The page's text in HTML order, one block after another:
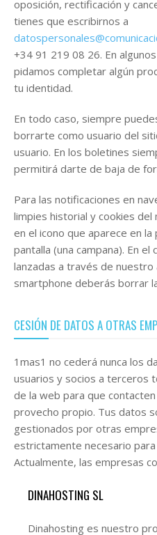
oposición, rectificación y
tienes que escribirnos a
+34 91 219 08 26. En
pidamos completar algún
tu identidad.
En todo caso, siempre
borrarte como usuario del
usuario. En los boletines
permitirá darte de baja de
Para las notificaciones en
limpies historial y cookies del
en el icono que aparece en
pantalla (una campana). En
lanzadas a través de
smartphone deberás borrar
CESIÓN DE DATOS A OTRAS
1mas1 no cederá nunca los
usuarios y socios a terceros
de la web para que
provecho propio. Tus datos
gestionados por otras
estrictamente necesario
Actualmente, las empresas
DINAHOSTING SL
Dinahosting es nuestro